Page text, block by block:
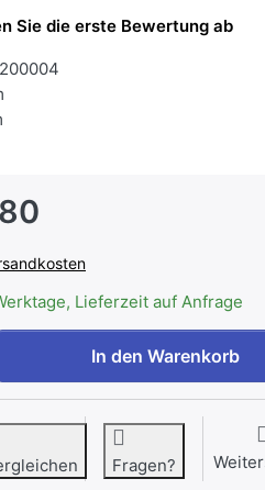
Sie die erste Bewertung ab
Lieferzeit auf Anfrage
höhenverstellbarer
In den Warenkorb
Fragen?